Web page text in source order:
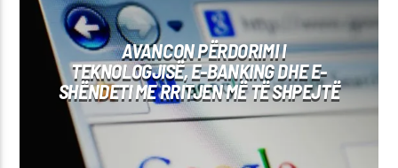
AVANCON PËRDORIMI I
TEKNOLOGJISË, E-BANKING DHE E-
SHËNDETI ME RRITJEN MË TË SHPEJTË